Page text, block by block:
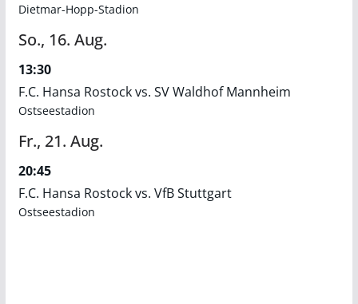
Dietmar-Hopp-Stadion
So., 16. Aug.
13:30
F.C. Hansa Rostock vs. SV Waldhof Mannheim
Ostseestadion
Fr., 21. Aug.
20:45
F.C. Hansa Rostock vs. VfB Stuttgart
Ostseestadion